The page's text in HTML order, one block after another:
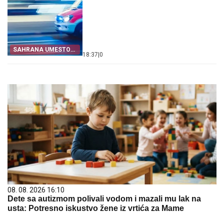
SAHRANA UMESTO
SVADBE
18:37|0
08. 08. 2026 16:10
Dete sa autizmom polivali vodom i mazali mu lak na
usta: Potresno iskustvo žene iz vrtića za Mame